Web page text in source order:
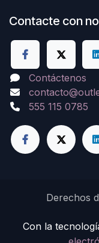
Contacte con
Contáctenos
555 115 0785
Derechos
Con la